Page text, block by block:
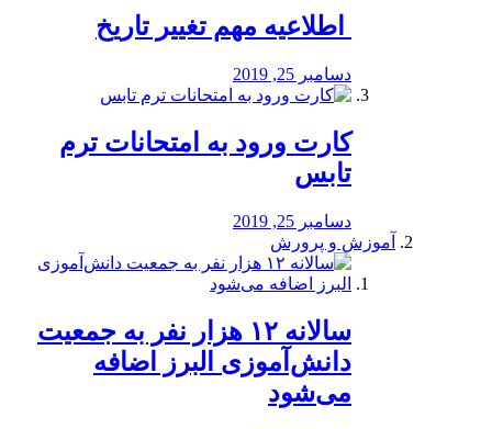
️ اطلاعیه مهم تغییر تاریخ
دسامبر 25, 2019
کارت ورود به امتحانات ترم
تابس
دسامبر 25, 2019
آموزش و پرورش
️سالانه ۱۲ هزار نفر به جمعیت
دانش‌آموزی البرز اضافه
می‌شود